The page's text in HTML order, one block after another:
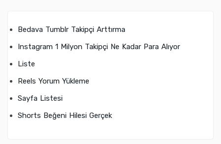
Bedava Tumblr Takipçi Arttırma
Instagram 1 Milyon Takipçi Ne Kadar Para Alıyor
Liste
Reels Yorum Yükleme
Sayfa Listesi
Shorts Beğeni Hilesi Gerçek